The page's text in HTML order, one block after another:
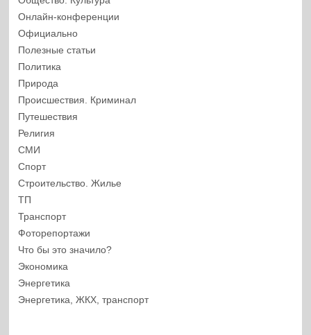
Онлайн-конференции
Официально
Полезные статьи
Политика
Природа
Происшествия. Криминал
Путешествия
Религия
СМИ
Спорт
Строительство. Жилье
ТП
Транспорт
Фоторепортажи
Что бы это значило?
Экономика
Энергетика
Энергетика, ЖКХ, транспорт